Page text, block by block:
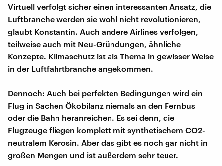
Virtuell verfolgt sicher einen interessanten Ansatz, die
Luftbranche werden sie wohl nicht revolutionieren,
glaubt Konstantin. Auch andere Airlines verfolgen,
teilweise auch mit Neu-Gründungen, ähnliche
Konzepte. Klimaschutz ist als Thema in gewisser Weise
in der Luftfahrtbranche angekommen.
Dennoch: Auch bei perfekten Bedingungen wird ein
Flug in Sachen Ökobilanz niemals an den Fernbus
oder die Bahn heranreichen. Es sei denn, die
Flugzeuge fliegen komplett mit synthetischem CO2-
neutralem Kerosin. Aber das gibt es noch gar nicht in
großen Mengen und ist außerdem sehr teuer.